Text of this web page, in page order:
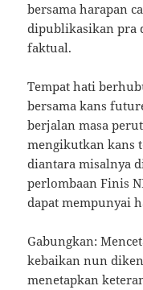
bersama harapan
dipublikasikan pra
faktual.
Tempat hati
bersama kans
berjalan masa
mengikutkan kans
diantara misalnya
perlombaan Finis
dapat mempunyai
Gabungkan:
kebaikan nun
menetapkan